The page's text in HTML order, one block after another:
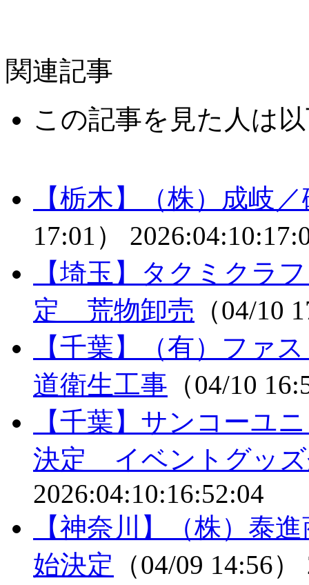
関連記事
この記事を見た人は
【栃木】（株）成岐
17:01）
【埼玉】タクミクラ
定 荒物卸売 （04/10
【千葉】（有）ファ
道衛生工事 （04/10
【千葉】サンコーユ
決定 イベントグッズ
2026:04:10:16:52:04
【神奈川】（株）泰
始決定 （04/09 14:56）